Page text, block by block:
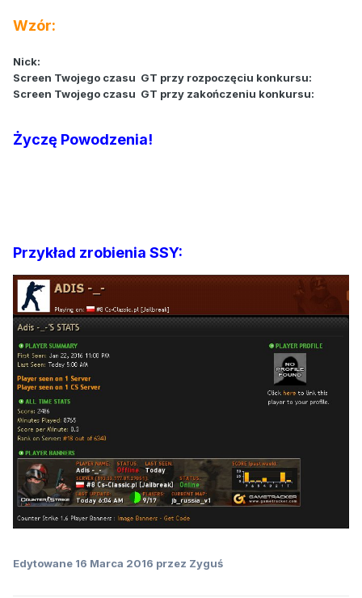
Wzór:
Nick:
Screen Twojego czasu GT przy rozpoczęciu konkursu:
Screen Twojego czasu GT przy zakończeniu konkursu:
Życzę Powodzenia!
Przykład zrobienia SSY:
Edytowane 16 Marca 2016 przez Zyguś